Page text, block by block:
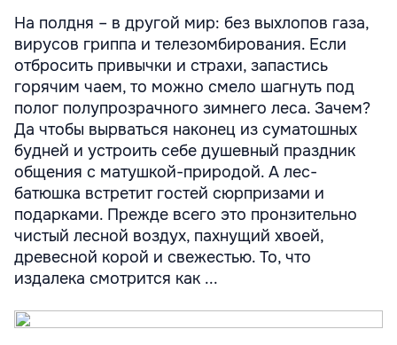
На полдня – в другой мир: без выхлопов газа,
вирусов гриппа и телезомбирования. Если
отбросить привычки и страхи, запастись
горячим чаем, то можно смело шагнуть под
полог полупрозрачного зимнего леса. Зачем?
Да чтобы вырваться наконец из суматошных
будней и устроить себе душевный праздник
общения с матушкой-природой. А лес-
батюшка встретит гостей сюрпризами и
подарками. Прежде всего это пронзительно
чистый лесной воздух, пахнущий хвоей,
древесной корой и свежестью. То, что
издалека смотрится как ...